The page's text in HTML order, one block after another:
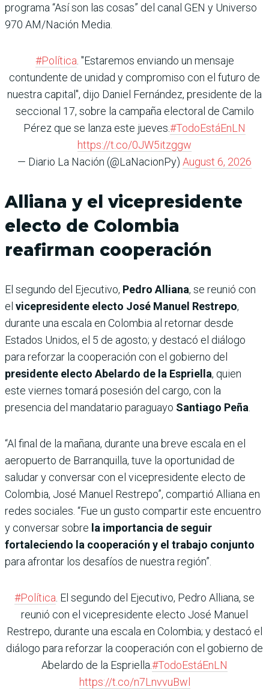
programa “Así son las cosas” del canal GEN y Universo
970 AM/Nación Media.
#Política . "Estaremos enviando un mensaje
contundente de unidad y compromiso con el futuro de
nuestra capital", dijo Daniel Fernández, presidente de la
seccional 17, sobre la campaña electoral de Camilo
Pérez que se lanza este jueves.#TodoEstáEnLN
https://t.co/0JW5itzggw
— Diario La Nación (@LaNacionPy) August 6, 2026
Alliana y el vicepresidente
electo de Colombia
reafirman cooperación
El segundo del Ejecutivo, Pedro Alliana, se reunió con
el vicepresidente electo José Manuel Restrepo,
durante una escala en Colombia al retornar desde
Estados Unidos, el 5 de agosto; y destacó el diálogo
para reforzar la cooperación con el gobierno del
presidente electo Abelardo de la Espriella, quien
este viernes tomará posesión del cargo, con la
presencia del mandatario paraguayo Santiago Peña
“Al final de la mañana, durante una breve escala en el
aeropuerto de Barranquilla, tuve la oportunidad de
saludar y conversar con el vicepresidente electo de
Colombia, José Manuel Restrepo”, compartió Alliana en
redes sociales. “Fue un gusto compartir este encuentro
y conversar sobre la importancia de seguir
fortaleciendo la cooperación y el trabajo conjunto
para afrontar los desafíos de nuestra región”.
#Política . El segundo del Ejecutivo, Pedro Alliana, se
reunió con el vicepresidente electo José Manuel
Restrepo, durante una escala en Colombia; y destacó el
diálogo para reforzar la cooperación con el gobierno de
Abelardo de la Espriella.#TodoEstáEnLN
https://t.co/n7LnvvuBwl